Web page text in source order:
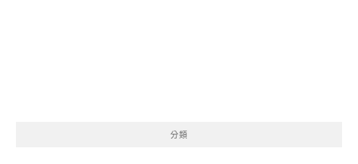
分類